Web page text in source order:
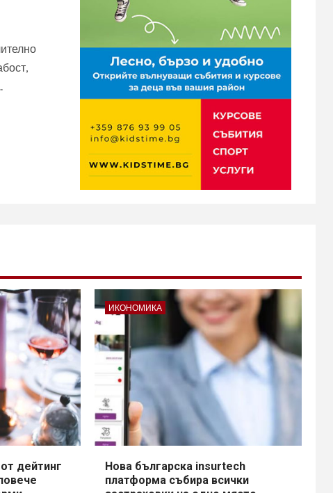
дейтинг
ИКОНОМИКА
Нова българска insurtech
платформа събира всички